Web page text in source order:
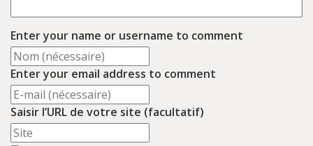
Enter your name or username to comment
Enter your email address to comment
Saisir l’URL de votre site (facultatif)